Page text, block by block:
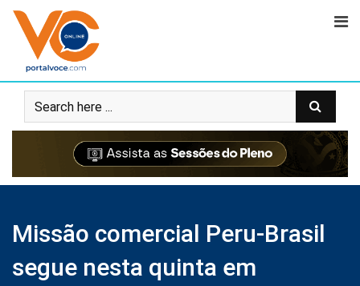
Missão comercial Peru-Brasil
segue nesta quinta em